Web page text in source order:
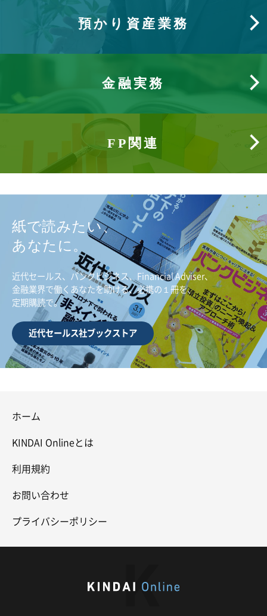
預かり資産業務
金融実務
FP関連
紙で読みたい、
あなたに。
近代セールス、バンクビジネス、Financial Adviser、
金融業界で働くあなたを助ける、必携の１冊を、
定期購読で。
近代セールス社ブックストア
ホーム
KINDAI Onlineとは
利用規約
お問い合わせ
プライバシーポリシー